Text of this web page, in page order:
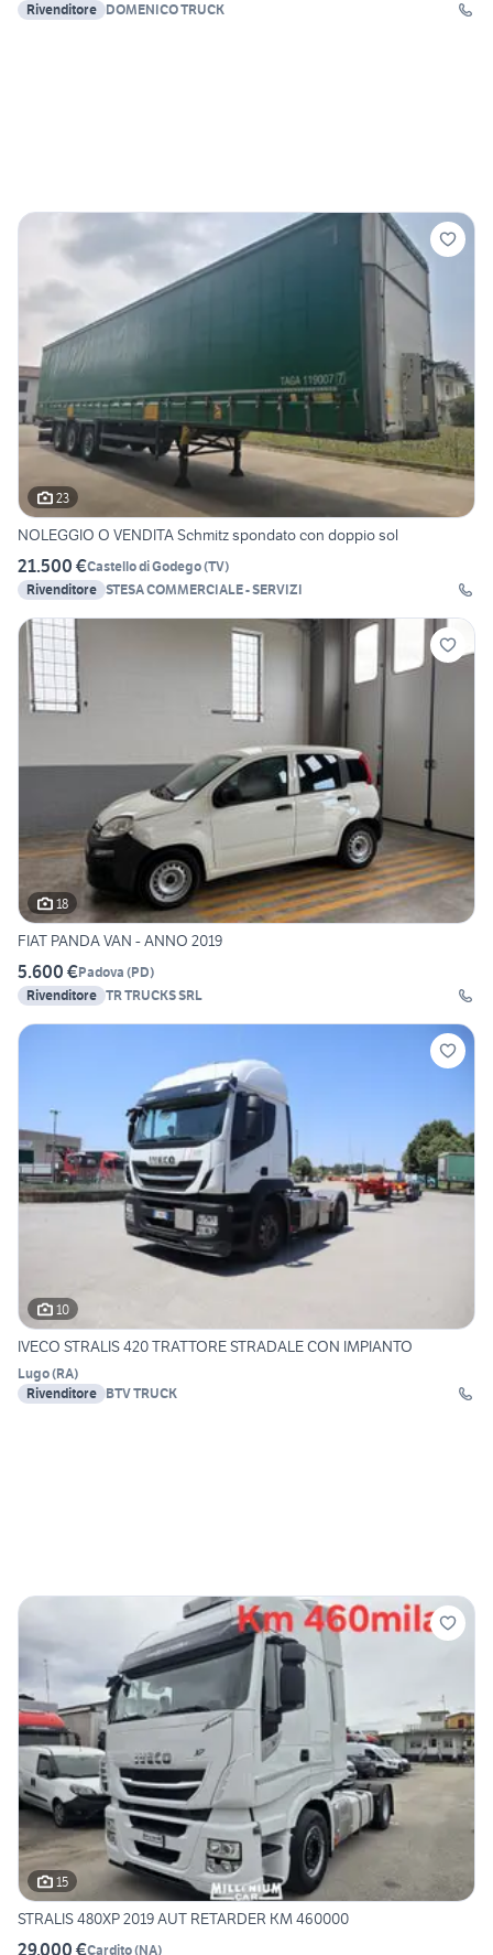
Rivenditore DOMENICO TRUCK
23
NOLEGGIO O VENDITA Schmitz spondato con doppio sol
21.500 €Castello di Godego(TV)
Rivenditore STESA COMMERCIALE - SERVIZI
18
FIAT PANDA VAN - ANNO 2019
5.600 €Padova (PD)
Rivenditore TR TRUCKS SRL
10
IVECO STRALIS 420 TRATTORE STRADALE CON IMPIANTO
Lugo(RA)
Rivenditore BTV TRUCK
15
STRALIS 480XP 2019 AUT RETARDER KM 460000
29.000 €Cardito(NA)